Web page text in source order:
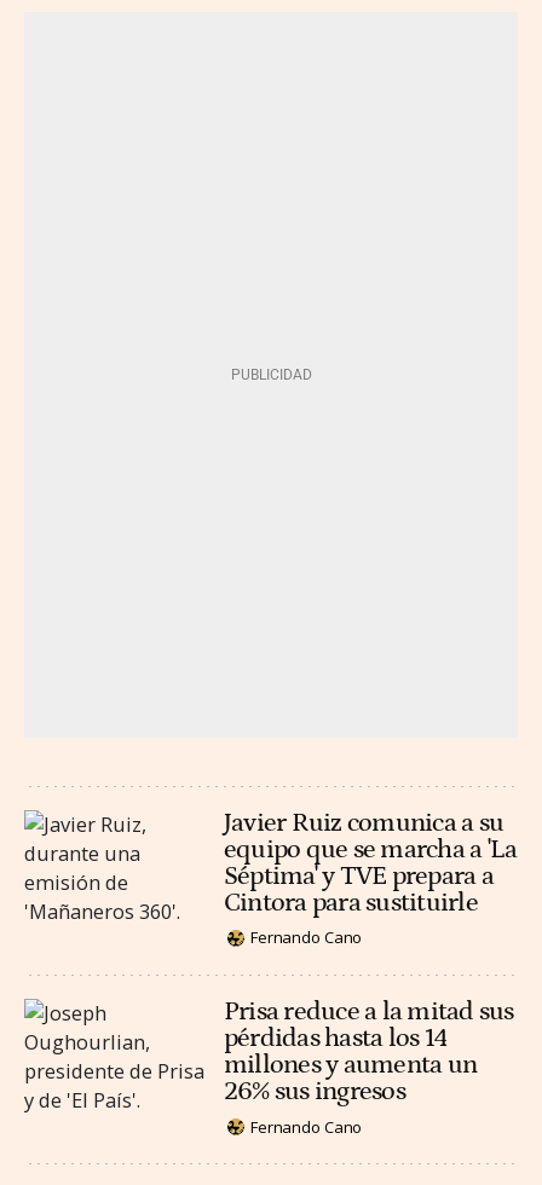
Javier Ruiz comunica a su
equipo que se marcha a 'La
Séptima' y TVE prepara a
Cintora para sustituirle
Fernando Cano
Prisa reduce a la mitad sus
pérdidas hasta los 14
millones y aumenta un
26% sus ingresos
Fernando Cano